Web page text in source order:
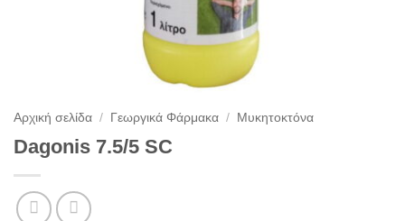
Αρχική σελίδα / Γεωργικά Φάρμακα / Μυκητοκτόνα
Dagonis 7.5/5 SC